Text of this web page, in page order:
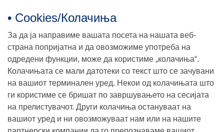
• Cookies/Колачиња
За да ја направиме вашата посета на нашата веб-
странa попријатна и да овозможиме употреба на
одредени функции, може да користиме „колачиња“.
Колачињата се мали датотеки со текст што се зачувани
на вашиот терминален уред. Некои од колачињата што
ги користиме се бришат по завршувањето на сесијата
на прелистувачот. Други колачиња остануваат на
вашиот уред и ни овозможуваат нам или на нашите